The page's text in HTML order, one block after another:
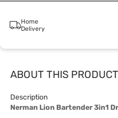
Home
Delivery
ABOUT THIS PRODUCT
Description
Nerman Lion Bartender 3in1